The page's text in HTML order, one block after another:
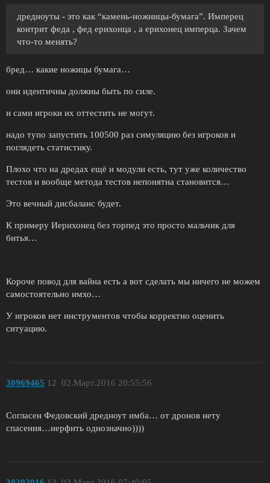
дредноуты - это как “камень-ножницы-бумага”. Имперец
контрит феда , фед ерихонца , а ерихонец имперца. Зачем
что-то менять?
бред… какие ножицы бумага…
они идентичны должны быть по силе.
и сами игроки их оттестить не могут.
надо тупо запустить 100500 раз симуляцию без игроков и
поглядеть статистику.
Плохо что на дредах ещё и модули есть, тут уже количество
тестов и вообще метода тестов непонятна становится…
Это вечный дисбаланс будет.
К примеру Иерихонец без торпед это просто мальчик для
битья…
Короче повод для вайна есть а вот сделать мы ничего не можем
самостоятельно имхо…
У игроков нет инструментов чтобы корректно оценить
ситуацию.
30969465 02.Март.2016 20:55:56
12
Согласен Федовский дредноут имба… от дронов нету
спасения…нерфить однозначно))))